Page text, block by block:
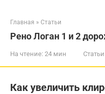
Главная » Статьи
Рено Логан 1 и 2
На чтение: 24 мин Статьи
Как увеличить